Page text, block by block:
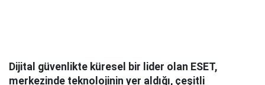
Dijital güvenlikte küresel bir lider olan ESET,
merkezinde teknolojinin yer aldığı, çeşitli